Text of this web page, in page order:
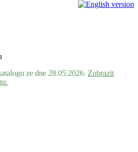
ze dne 28.05.2026. Zobrazit